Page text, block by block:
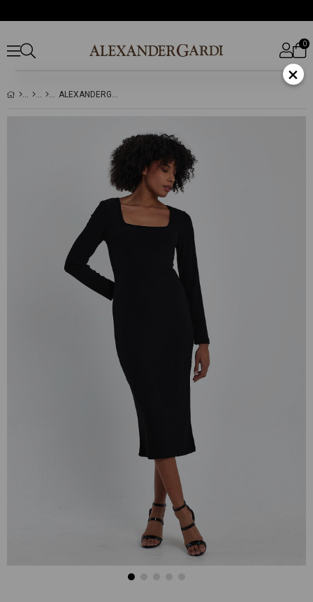
0
ALEXANDERGARDI KARE YAKA YIRTMAÇLIELBİSE(B23-00170)
×